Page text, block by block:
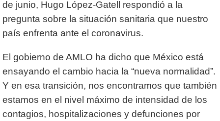
de junio, Hugo López-Gatell respondió a la
pregunta sobre la situación sanitaria que nuestro
país enfrenta ante el coronavirus.
El gobierno de AMLO ha dicho que México está
ensayando el cambio hacia la “nueva normalidad”.
Y en esa transición, nos encontramos que también
estamos en el nivel máximo de intensidad de los
contagios, hospitalizaciones y defunciones por